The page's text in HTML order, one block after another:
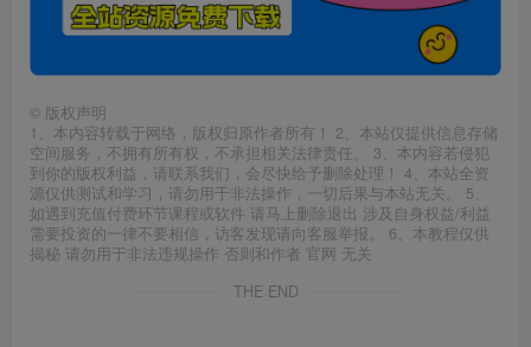
© 版权声明
1、本内容转载于网络，版权归原作者所有！ 2、本站仅提供信息存储
空间服务，不拥有所有权，不承担相关法律责任。 3、本内容若侵犯
到你的版权利益，请联系我们，会尽快给予删除处理！ 4、本站全资
源仅供测试和学习，请勿用于非法操作，一切后果与本站无关。 5、
如遇到充值付费环节课程或软件 请马上删除退出 涉及自身权益/利益
需要投资的一律不要相信，访客发现请向客服举报。 6、本教程仅供
揭秘 请勿用于非法违规操作 否则和作者 官网 无关
THE END